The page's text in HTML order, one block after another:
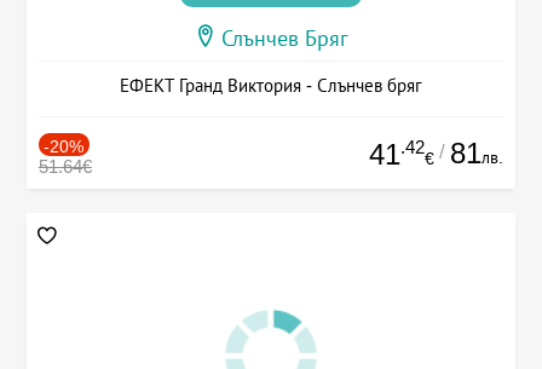
Слънчев Бряг
ЕФЕКТ Гранд Виктория - Слънчев бряг
-20%
51.64€ 41.42
€ / 81лв.